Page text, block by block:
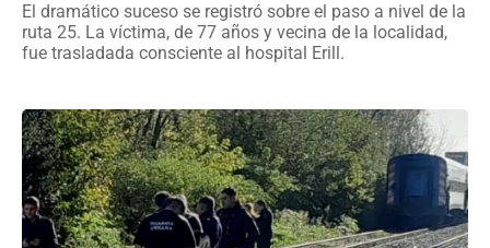
El dramático suceso se registró sobre el paso a nivel de la
ruta 25. La víctima, de 77 años y vecina de la localidad,
fue trasladada consciente al hospital Erill.